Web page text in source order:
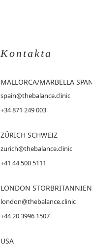
Kontakta
MALLORCA/MARBELLA
spain@thebalance.clinic
+34 871 249 003
ZÜRICH SCHWEIZ
zurich@thebalance.clinic
+41 44 500 5111
LONDON STORBRITANNIEN
london@thebalance.clinic
+44 20 3996 1507
USA